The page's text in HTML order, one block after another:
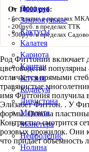
Драцена
Замиокулькас
Кактусы
Калатея
Кариота
Каштан
Клузия
Кодиеум
Ливистона
Маранта
Монстера
Нефролепис
Нолина
От 10000 руб:
бесплатно в пределах
200руб. в пределах ТТК
500руб. в пределах
Род Фиттонии включает
цветоводстве
отличается прямыми
травянистые
имя Фиттония получила
Элизабет Фиттон. . У
формы. Основа пластины
Контрастно смотрится
розовых прожилок. Они
что придает объемность